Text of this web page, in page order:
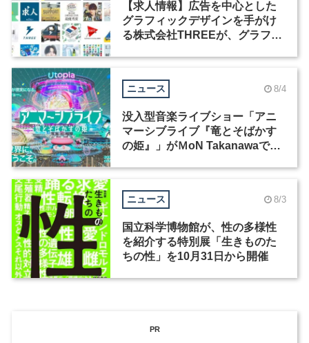
【求人情報】広告を中心とした
グラフィックデザインを手がけ
る株式会社THREEが、グラフィ
ニュース 8/4
没入型音楽ライブショー「アニ
マーシブライブ『竜とそばかす
の姫』」がＭoN Takanawaで開
ニュース 8/3
国立科学博物館が、性の多様性
を紹介する特別展「生きものた
ちの性」を10月31日から開催
PR